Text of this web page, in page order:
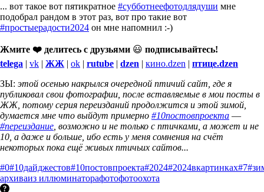
... вот такое вот пятикратное #субботнеефотодлядуши мне
подобрал рандом в этот раз, вот про такие вот
#простыерадости2024 он мне напомнил :-)
Жмите ❤️ делитесь с друзьями 😃 подписывайтесь!
telega | vk | ЖЖ | ok | rutube | dzen | кино.dzen | птице.dzen
ЗЫ: этой осенью накрылся очередной птичий сайт, где я
публиковал свои фотографии, после вставляемые в мои посты в
ЖЖ, потому серия переизданий продолжится и этой зимой,
думается мне что выйдут примерно #10постовпроекта —
#переиздание , возможно и не только с птичками, а может и не
10, а даже и больше, ибо есть у меня сомнения на счёт
некоторых пока ещё живых птичьих сайтов...
#0#10дайджестов#10постовпроекта#2024#2024вкартинках#7
архиваиз иллюминаторафотофотоохота